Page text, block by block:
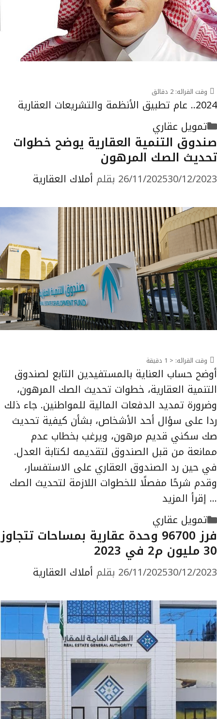
وقت القرائه: 2 دقائق
2024.. عام تطبيق الأنظمة والتشريعات العقارية
التصنيفات
تمويل عقاري
صندوق التنمية العقارية يوضح خطوات
تحديث الصك المرهون
26/11/202530/12/2023 بقلم أملاك العقارية
وقت القرائه: < 1 دقيقة
أوضح حساب العناية بالمستفيدين التابع لصندوق
التنمية العقارية، خطوات تحديث الصك المرهون،
وضرورة تمديد الدفعات المالية للمواطنين. جاء ذلك
ردا على سؤال أحد الأشخاص، بشأن كيفية تحديث
صك سكني قديم مرهون، ويرغب بخطاب عدم
ممانعة من قبل الصندوق لتقديمه لكتابة العدل.
في حين رد الصندوق العقاري على الاستفسار،
وقدم شرحًا مفصلًا للخطوات اللازمة لتحديث الصك
… إقرأ المزيد
التصنيفات
تمويل عقاري
فرز 96700 وحدة عقارية بمساحات تتجاوز
30 مليون م2 في 2023
26/11/202530/12/2023 بقلم أملاك العقارية